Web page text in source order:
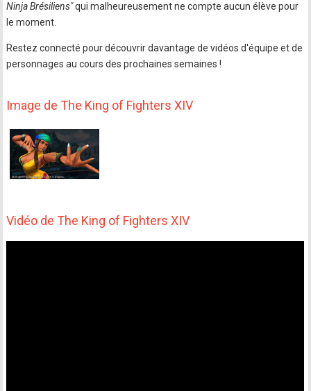
Ninja Brésiliens"qui malheureusement ne compte aucun élève pour
le moment.
Restez connecté pour découvrir davantage de vidéos d'équipe et de
personnages au cours des prochaines semaines !
Image de The King of Fighters XIV
Vidéo de The King of Fighters XIV